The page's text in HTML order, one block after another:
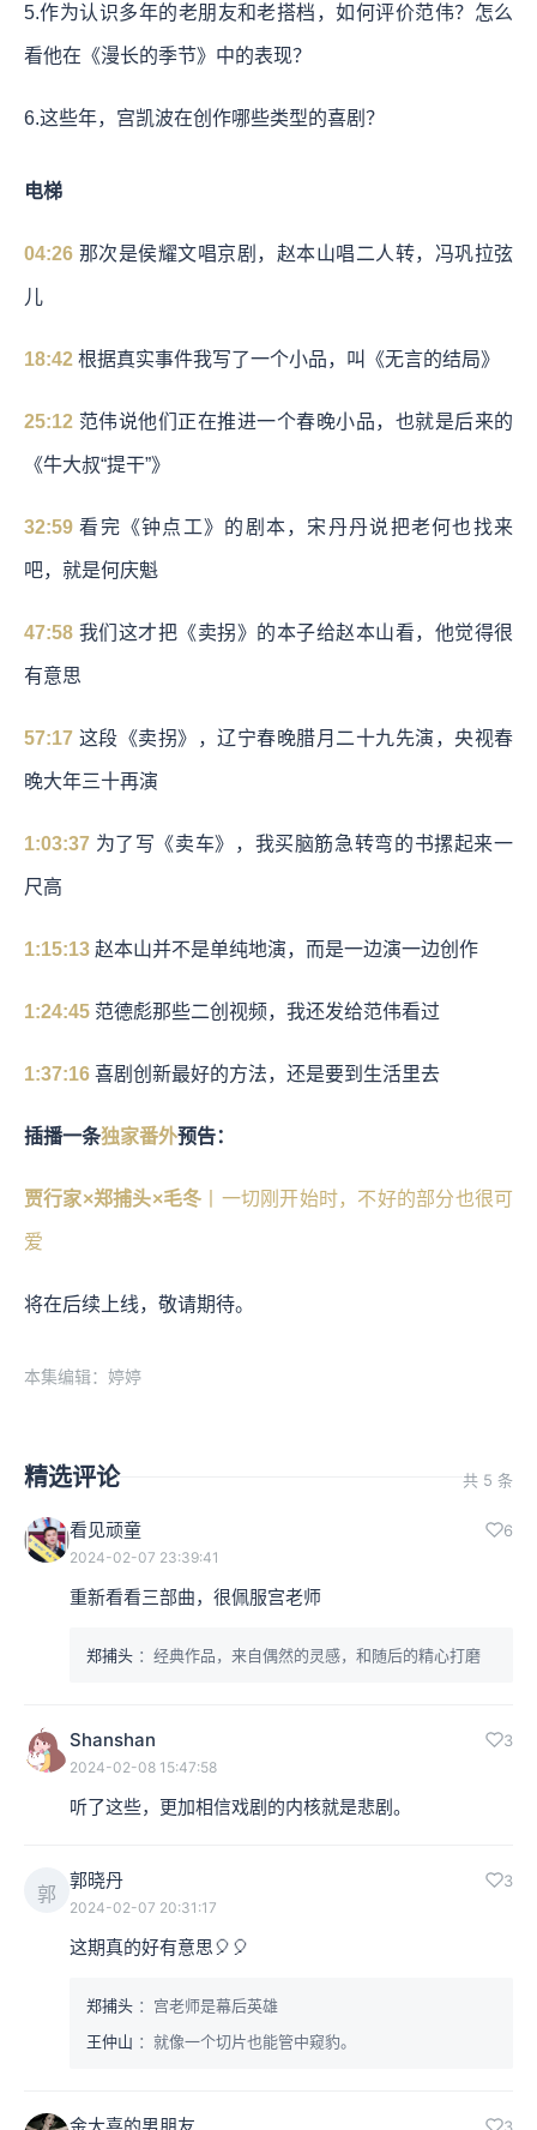
5.作为认识多年的老朋友和老搭档，如何评价范伟？怎么
看他在《漫长的季节》中的表现？
6.这些年，宫凯波在创作哪些类型的喜剧？
电梯
04:26 那次是侯耀文唱京剧，赵本山唱二人转，冯巩拉弦
儿
18:42 根据真实事件我写了一个小品，叫《无言的结局》
25:12 范伟说他们正在推进一个春晚小品，也就是后来的
《牛大叔“提干”》
32:59 看完《钟点工》的剧本，宋丹丹说把老何也找来
吧，就是何庆魁
47:58 我们这才把《卖拐》的本子给赵本山看，他觉得很
有意思
57:17 这段《卖拐》，辽宁春晚腊月二十九先演，央视春
晚大年三十再演
1:03:37 为了写《卖车》，我买脑筋急转弯的书摞起来一
尺高
1:15:13 赵本山并不是单纯地演，而是一边演一边创作
1:24:45 范德彪那些二创视频，我还发给范伟看过
1:37:16 喜剧创新最好的方法，还是要到生活里去
插播一条独家番外预告：
贾行家×郑捕头×毛冬 丨一切刚开始时，不好的部分也很可
爱
将在后续上线，敬请期待。
本集编辑：婷婷
精选评论 共 5 条
看见顽童 6
2024-02-07 23:39:41
重新看看三部曲，很佩服宫老师
郑捕头 ：经典作品，来自偶然的灵感，和随后的精心打磨
Shanshan 3
2024-02-08 15:47:58
听了这些，更加相信戏剧的内核就是悲剧。
郭
郭晓丹 3
2024-02-07 20:31:17
这期真的好有意思🎈🎈
郑捕头 ：宫老师是幕后英雄
王仲山 ：就像一个切片也能管中窥豹。
金大喜的男朋友 3